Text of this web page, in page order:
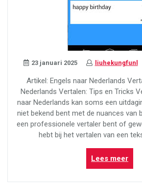
23 januari 2025 liuhekungfunl
Artikel: Engels naar Nederlands
Nederlands Vertalen: Tips en Tricks
naar Nederlands kan soms een
niet bekend bent met de nuances van
een professionele vertaler bent of
hebt bij het vertalen van een
Lees meer“Tips
voor
het